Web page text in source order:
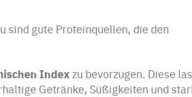
sind gute Proteinquellen, die den
Indexzu bevorzugen. Diese
Getränke, Süßigkeiten und